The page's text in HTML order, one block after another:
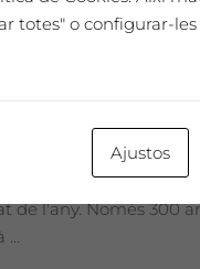
65,00€
any seleccionat i
de l'any. Només 300
totes" o configurar-
Ajustos